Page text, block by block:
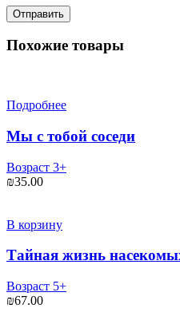
Похожие товары
Подробнее
Мы с тобой соседи
Возраст 3+
₪35.00
В корзину
Тайная жизнь
Возраст 5+
₪67.00